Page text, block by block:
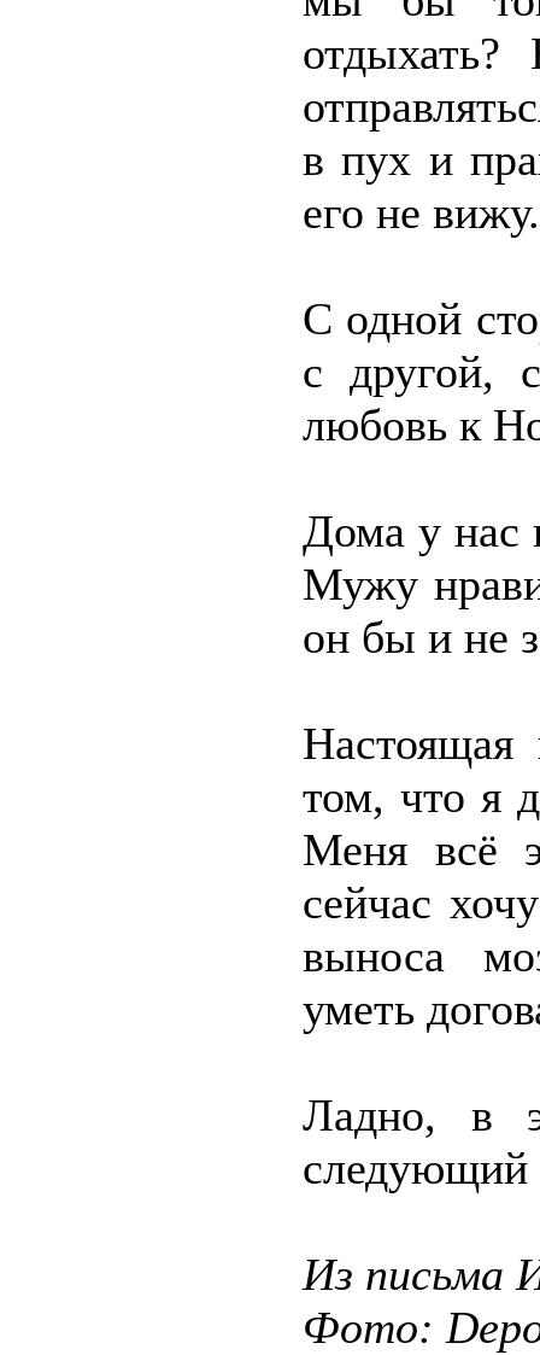
в пух и
его не вижу.
С одной
с другой,
любовь к
Дома у нас
Мужу
он бы и не
том, что я
Меня всё
сейчас
выноса
уметь
Ладно, в
следующий
Из письма
Фото: